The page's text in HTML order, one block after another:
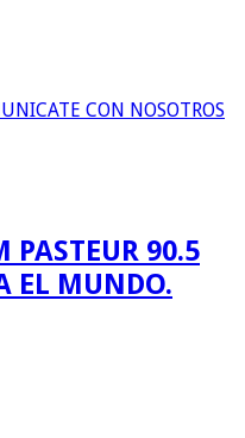
CON NOSOTROS
PASTEUR 90.5
EL MUNDO.